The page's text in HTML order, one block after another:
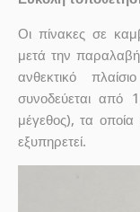
Οι πίνακες σε
μετά την
ανθεκτικό
συνοδεύεται από
μέγεθος), τα
εξυπηρετεί.